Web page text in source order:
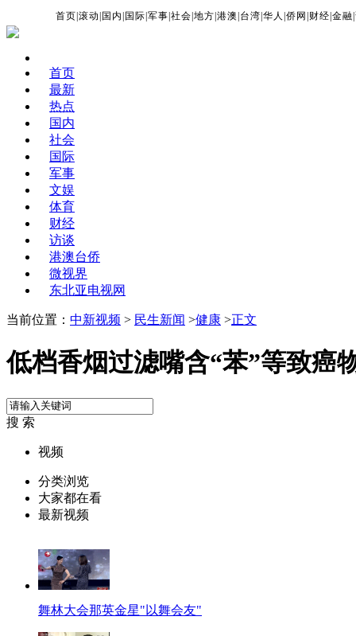
首页 |滚动 国内 国际 |军事 |社会 |地方 |港澳 台湾 |华人 |侨网 财经 |金融 |
首页
最新
热点
国内
社会
国际
军事
文娱
体育
财经
访谈
港澳台侨
微视界
东北亚电视网
当前位置： 中新视频 > 民生新闻 >健康 >正文
低档香烟过滤嘴含“苯”等致癌
搜 索
视频
分类浏览
大家都在看
最新视频
舞林大会那英金星"以舞会友"